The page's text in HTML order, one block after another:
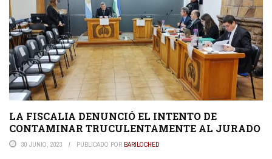
LA FISCALIA DENUNCIÓ EL INTENTO DE
CONTAMINAR TRUCULENTAMENTE AL JURADO
30 JUNIO, 2023 PUBLICADO POR BARILOCHED